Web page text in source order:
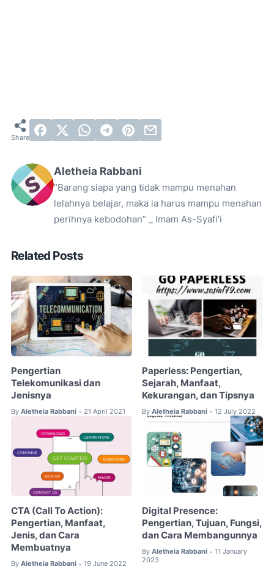
Aletheia Rabbani
“Barang siapa yang tidak mampu menahan
lelahnya belajar, maka ia harus mampu menahan
perihnya kebodohan” _ Imam As-Syafi’i
Related Posts
Pengertian
Telekomunikasi dan
Jenisnya
By Aletheia Rabbani • 21 April 2021
Paperless: Pengertian,
Sejarah, Manfaat,
Kekurangan, dan Tipsnya
By Aletheia Rabbani • 12 July 2022
CTA (Call To Action):
Pengertian, Manfaat,
Jenis, dan Cara
Membuatnya
By Aletheia Rabbani • 19 June 2022
Digital Presence:
Pengertian, Tujuan, Fungsi,
dan Cara Membangunnya
By Aletheia Rabbani • 11 January
2023